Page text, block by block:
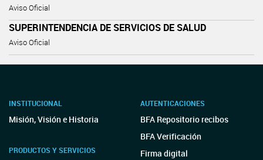
Aviso Oficial
SUPERINTENDENCIA DE SERVICIOS DE SALUD
Aviso Oficial
INSTITUCIONAL
Misión, Visión e Historia
PRODUCTOS Y SERVICIOS
AUTENTICACIONES
BFA Repositorio recibos
BFA Verificación
Firma digital